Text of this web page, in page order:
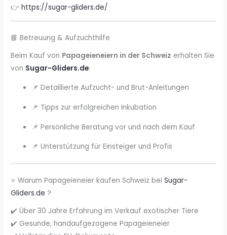
👉https://sugar-gliders.de/
📘 Betreuung & Aufzuchthilfe
Beim Kauf von Papageieneiern in der Schweiz erhalten Sie
von Sugar-Gliders.de:
📌 Detaillierte Aufzucht- und Brut-Anleitungen
📌 Tipps zur erfolgreichen Inkubation
📌 Persönliche Beratung vor und nach dem Kauf
📌 Unterstützung für Einsteiger und Profis
⭐ Warum Papageieneier kaufen Schweiz beiSugar-
Gliders.de ?
✔️ Über 30 Jahre Erfahrung im Verkauf exotischer Tiere
✔️ Gesunde, handaufgezogene Papageieneier